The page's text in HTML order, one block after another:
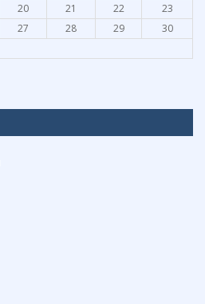
20 21 22
23
27 28 29
30